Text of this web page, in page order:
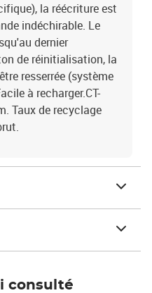
la réécriture est
indéchirable. Le
dernier
de réinitialisation, la
resserrée (système
à recharger.CT-
Taux de recyclage
consulté